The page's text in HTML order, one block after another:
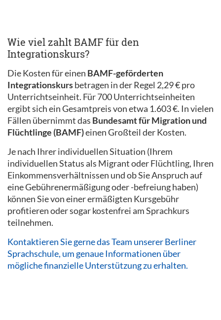
Wie viel zahlt BAMF für den
Integrationskurs?
Die Kosten für einen BAMF-geförderten
Integrationskursbetragen in der Regel 2,29 € pro
Unterrichtseinheit. Für 700 Unterrichtseinheiten
ergibt sich ein Gesamtpreis von etwa 1.603 €. In vielen
Fällen übernimmt das Bundesamt für Migration und
Flüchtlinge (BAMF)einen Großteil der Kosten.
Je nach Ihrer individuellen Situation (Ihrem
individuellen Status als Migrant oder Flüchtling, Ihren
Einkommensverhältnissen und ob Sie Anspruch auf
eine Gebührenermäßigung oder -befreiung haben)
können Sie von einer ermäßigten Kursgebühr
profitieren oder sogar kostenfrei am Sprachkurs
teilnehmen.
Kontaktieren Sie gerne das Team unserer Berliner
Sprachschule, um genaue Informationen über
mögliche finanzielle Unterstützung zu erhalten.